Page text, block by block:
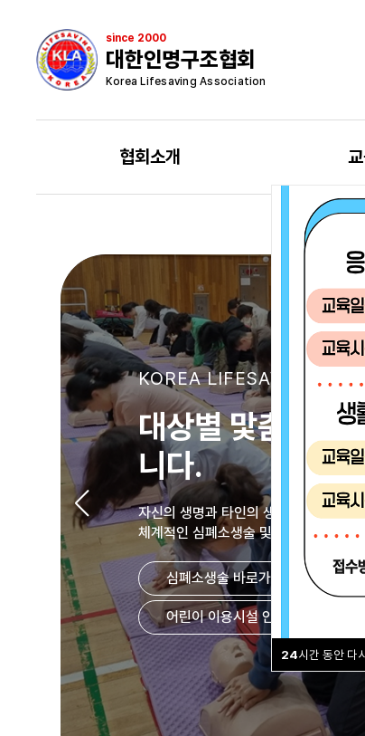
since 2000
대한인명구조협회
Korea Lifesaving Association
협회소개
24시간 동안 다
후원하기 →
KOREA LIFESAVING
대상별 맟춤설계,
니다.
자신의 생명과 타인의 생명을 지킬 수 있
체계적인 심폐소생술 및 응급처치 교육
심폐소생술 바로가기 →
어린이 이용시설 안전교육 바로가
라이프세이빙스포츠 바로가기 →
안전교육 바로가기 →
수상안전 바로가기 →